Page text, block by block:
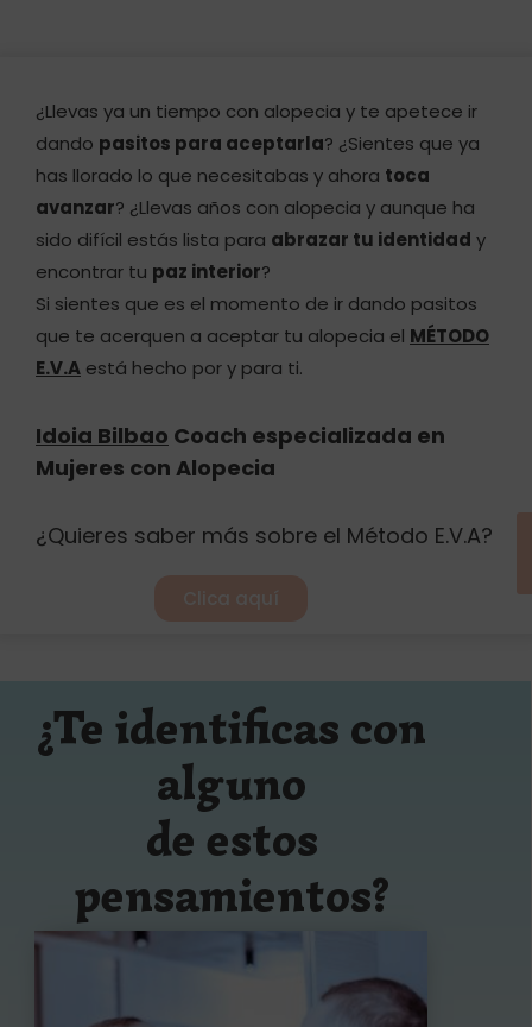
¿Llevas ya un tiempo con alopecia y te apetece ir
dando pasitos para aceptarla? ¿Sientes que ya
has llorado lo que necesitabas y ahora toca
avanzar? ¿Llevas años con alopecia y aunque ha
sido difícil estás lista para abrazar tu identidad y
encontrar tu paz interior?
Si sientes que es el momento de ir dando pasitos
que te acerquen a aceptar tu alopecia el MÉTODO
E.V.A está hecho por y para ti.
Idoia Bilbao Coach especializada en
Mujeres con Alopecia
¿Quieres saber más sobre el Método E.V.A?
Clica aquí
¿Te identificas con
alguno
de estos
pensamientos?